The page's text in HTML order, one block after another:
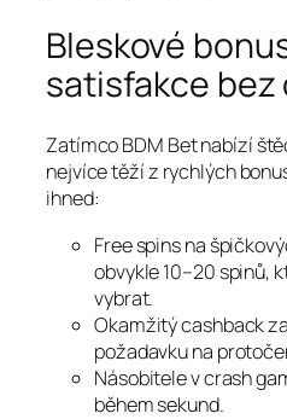
Bleskové
satisfakce bez
Zatímco BDM Bet nabízí
nejvíce těží z rychlých
ihned:
Free spins na
obvykle 10–20 spinů,
vybrat.
Okamžitý cashback
požadavku na
Násobitele v crash
během sekund.